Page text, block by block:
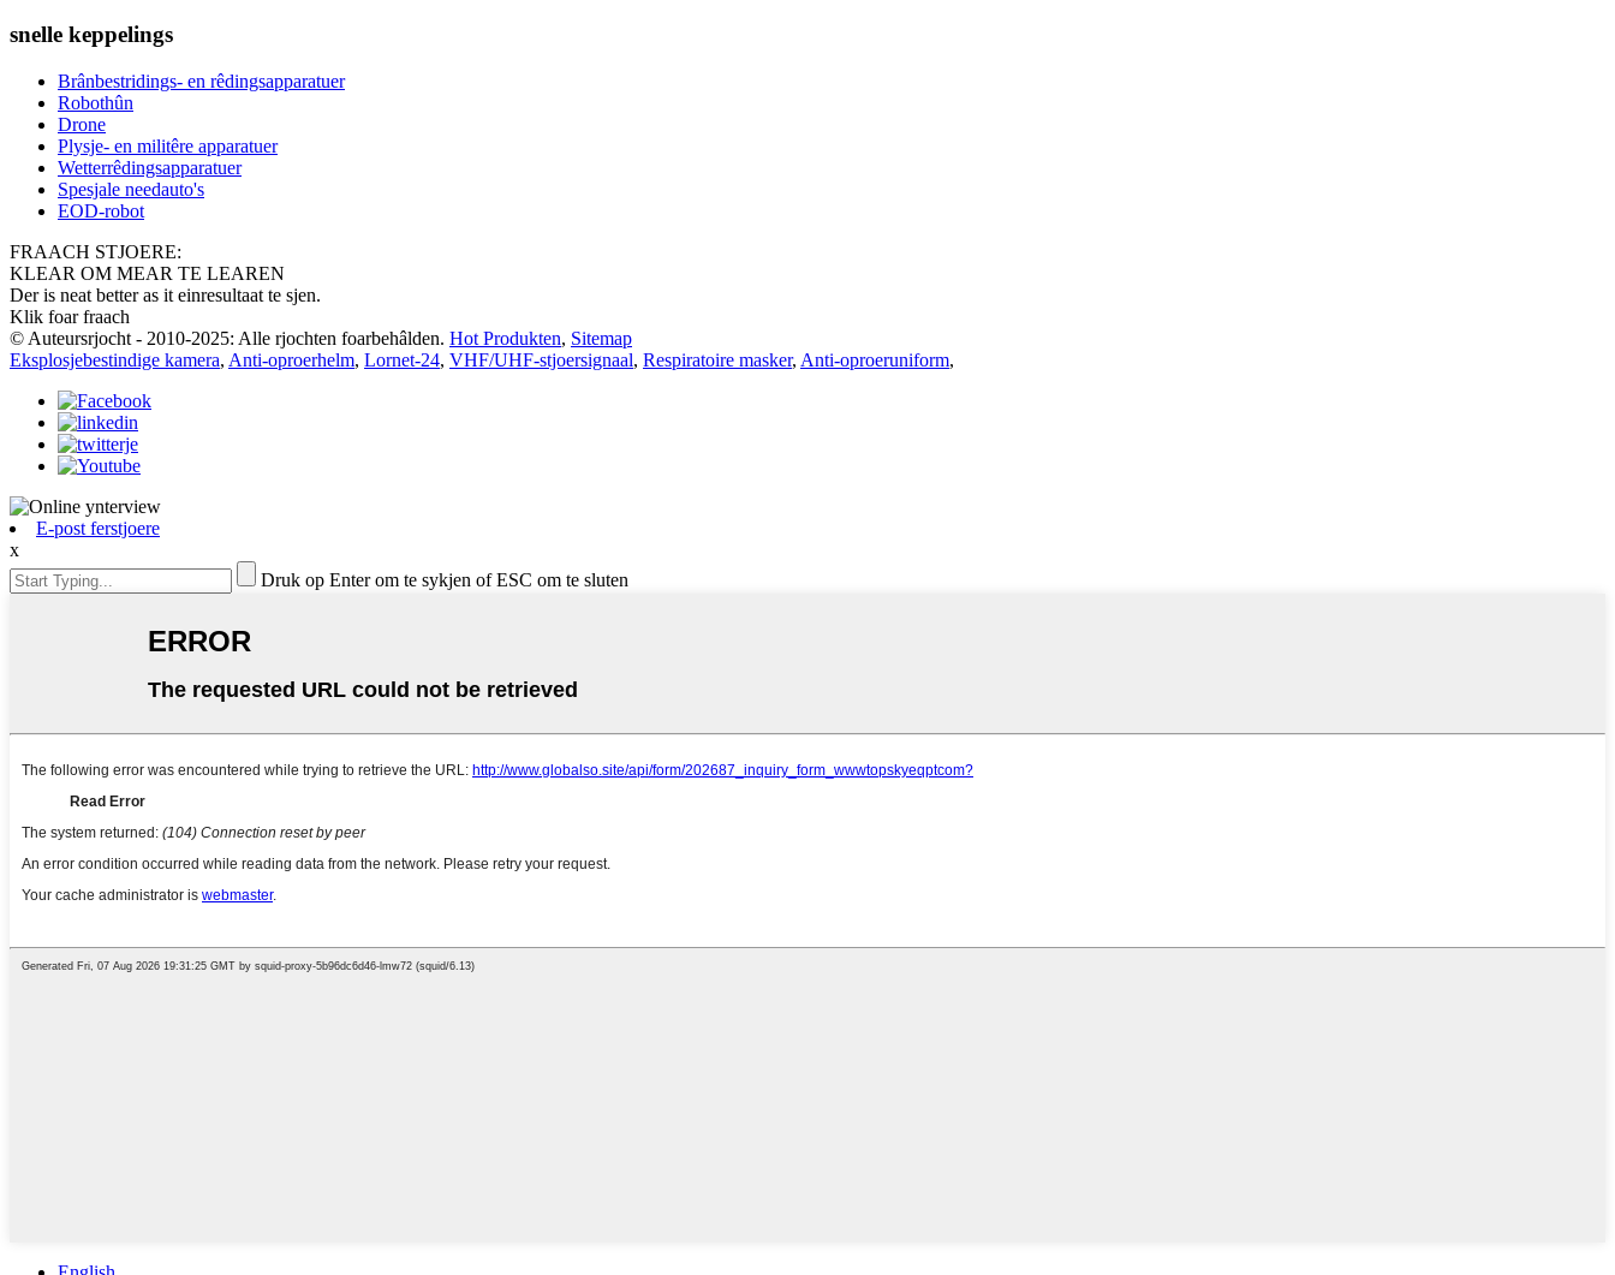
snelle keppelings
Brânbestridings- en rêdingsapparatuer
Robothûn
Drone
Plysje- en militêre apparatuer
Wetterrêdingsapparatuer
Spesjale needauto's
EOD-robot
FRAACH STJOERE:
KLEAR OM MEAR TE LEAREN
Der is neat better as it einresultaat te sjen.
Klik foar fraach
© Auteursrjocht - 2010-2025: Alle rjochten foarbehâlden. Hot Produkten, Sitemap
Eksplosjebestindige kamera, Anti-oproerhelm, Lornet-24, VHF/UHF-stjoersignaal, Respiratoire masker, Anti-oproeruniform,
E-post ferstjoere
x
Druk op Enter om te sykjen of ESC om te sluten